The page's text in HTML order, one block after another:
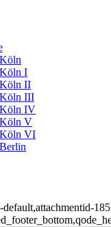
I
II
Köln III
Köln IV
Köln V
Köln VI
default,attachmentid-